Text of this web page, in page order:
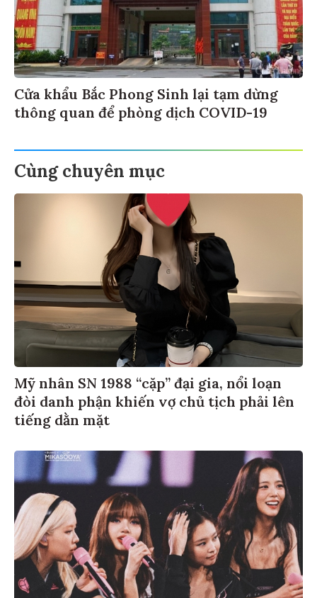
Cửa khẩu Bắc Phong Sinh lại tạm dừng
thông quan để phòng dịch COVID-19
Cùng chuyên mục
Mỹ nhân SN 1988 “cặp” đại gia, nổi loạn
đòi danh phận khiến vợ chủ tịch phải lên
tiếng dằn mặt